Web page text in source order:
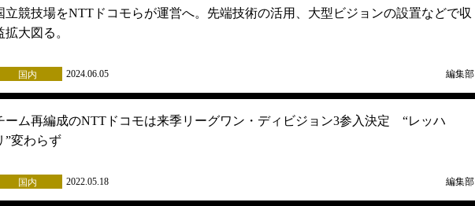
立競技場をNTTドコモらが運営へ。先端技術の活用、大型ビジョンの設置などで収
拡大図る。
国内 2024.06.05 編集部
ーム再編成のNTTドコモは来季リーグワン・ディビジョン3参入決定 “レッハ
”変わらず
国内 2022.05.18 編集部